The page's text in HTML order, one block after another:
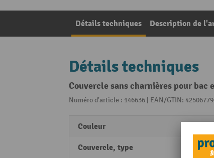
Détails techniques Description de
Détails techniques
Couvercle sans charnières pour
Numéro d'article : 146636 | EAN/GTIN:
Couleur
Couvercle, type